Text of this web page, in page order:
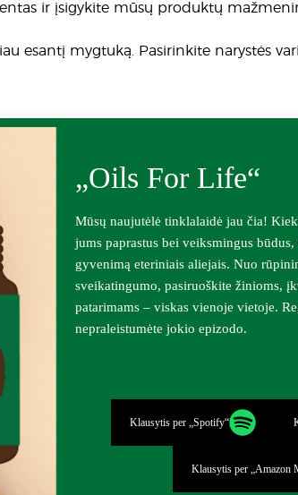
ir įsigykite mūsų produktų
esantį mygtuką. Pasirinkite narystės
„Oils For Life“
Mūsų naujutėlė tinklalaidė jau čia!
jums paprastus bei veiksmingus
gyvenimą eteriniais aliejais. Nuo
sveikatingumo, pasiruoškite žinioms,
patarimams – viskas vienoje vietoje.
nepraleistumėte jokio epizodo.
Klausytis per „Spotify“
Klausytis per „Amazon